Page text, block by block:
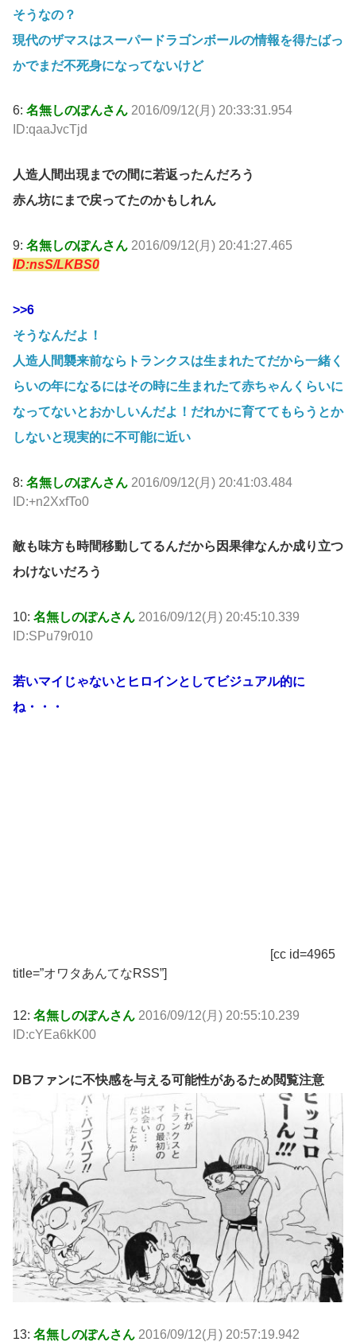
そうなの？
現代のザマスはスーパードラゴンボールの情報を得たばっ
かでまだ不死身になってないけど
6: 名無しのぽんさん 2016/09/12(月) 20:33:31.954
ID:qaaJvcTjd
人造人間出現までの間に若返ったんだろう
赤ん坊にまで戻ってたのかもしれん
9: 名無しのぽんさん 2016/09/12(月) 20:41:27.465
ID:nsS/LKBS0
>>6
そうなんだよ！
人造人間襲来前ならトランクスは生まれたてだから一緒く
らいの年になるにはその時に生まれたて赤ちゃんくらいに
なってないとおかしいんだよ！だれかに育ててもらうとか
しないと現実的に不可能に近い
8: 名無しのぽんさん 2016/09/12(月) 20:41:03.484
ID:+n2XxfTo0
敵も味方も時間移動してるんだから因果律なんか成り立つ
わけないだろう
10: 名無しのぽんさん 2016/09/12(月) 20:45:10.339
ID:SPu79r010
若いマイじゃないとヒロインとしてビジュアル的に
ね・・・
[cc id=4965
title=”オワタあんてなRSS”]
12: 名無しのぽんさん 2016/09/12(月) 20:55:10.239
ID:cYEa6kK00
DBファンに不快感を与える可能性があるため閲覧注意
13: 名無しのぽんさん 2016/09/12(月) 20:57:19.942